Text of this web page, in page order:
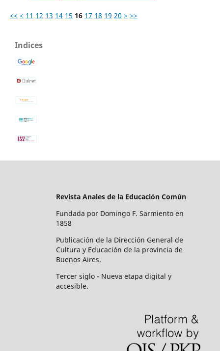
<< < 11 12 13 14 15 16 17 18 19 20 > >>
Indices
Revista Anales de la Educación Común
Fundada por Domingo F. Sarmiento en
1858
Publicación de la Dirección General de
Cultura y Educación de la provincia de
Buenos Aires.
Tercer siglo - Nueva etapa digital y
accesible.